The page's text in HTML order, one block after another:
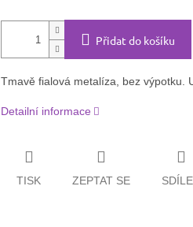
Přidat do košíku
Tmavě fialová metalíza, bez výpotku.
Detailní informace
TISK ZEPTAT SE